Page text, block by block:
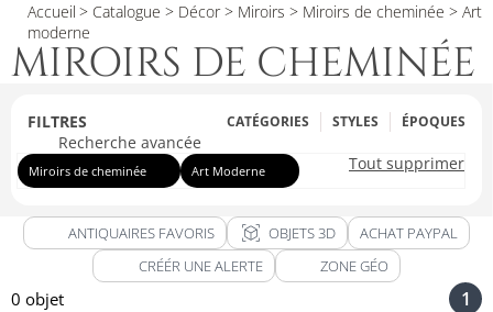
?
Accueil > Catalogue > Décor> Miroirs > Miroirs de cheminée > Art
moderne
MIROIRS DE CHEMINÉE
FILTRES CATÉGORIES STYLES ÉPOQUES
Recherche avancée
Tout supprimer
Miroirs de cheminée Art Moderne
ANTIQUAIRES FAVORIS view_in_ar OBJETS 3D
ACHAT PAYPAL
CRÉÉR UNE ALERTE
ZONE GÉO
0 objet 1